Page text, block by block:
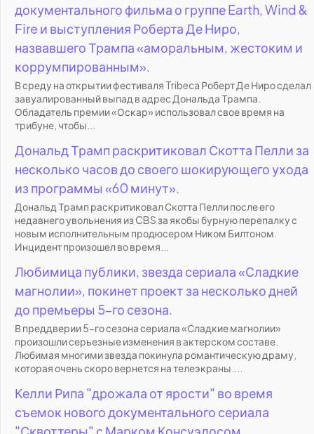
документального фильма о группе Earth, Wind &
Fire и выступления Роберта Де Ниро,
назвавшего Трампа «аморальным, жестоким и
коррумпированным».
В среду на открытии фестиваля Tribeca Роберт Де Ниро сделал
завуалированный выпад в адрес Дональда Трампа.
Обладатель премии «Оскар» использовал свое время на
трибуне, чтобы...
Дональд Трамп раскритиковал Скотта Пелли за
несколько часов до своего шокирующего ухода
из программы «60 минут».
Дональд Трамп раскритиковал Скотта Пелли после его
недавнего увольнения из CBS за якобы бурную перепалку с
новым исполнительным продюсером Ником Билтоном.
Инцидент произошел во время...
Любимица публики, звезда сериала «Сладкие
магнолии», покинет проект за несколько дней
до премьеры 5-го сезона.
В преддверии 5-го сезона сериала «Сладкие магнолии»
произошли серьезные изменения в актерском составе.
Любимая многими звезда покинула романтическую драму,
которая очень скоро вернется на телеэкраны....
Келли Рипа "дрожала от ярости" во время
съемок нового документального сериала
"Сквоттеры" с Марком Консуэлосом